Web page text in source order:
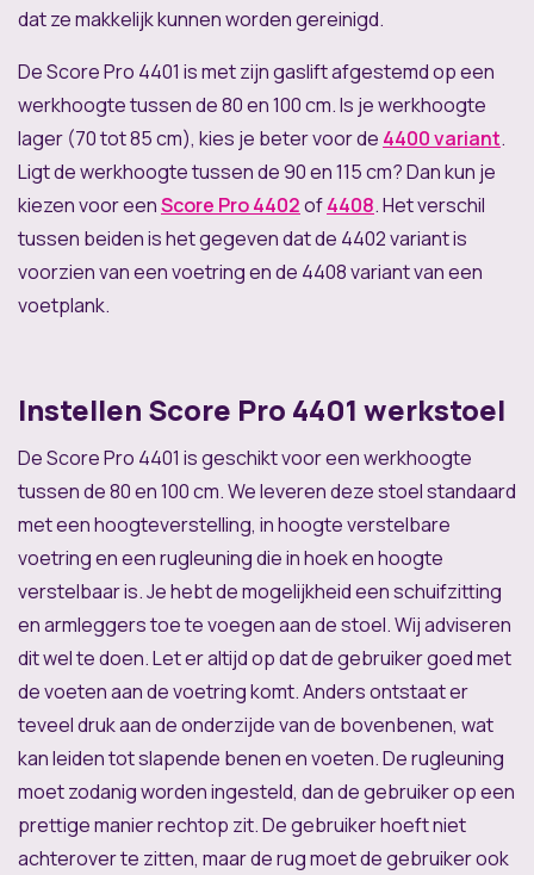
dat ze makkelijk kunnen worden gereinigd.
De Score Pro 4401 is met zijn gaslift afgestemd op een
werkhoogte tussen de 80 en 100 cm. Is je werkhoogte
lager (70 tot 85 cm), kies je beter voor de 4400 variant.
Ligt de werkhoogte tussen de 90 en 115 cm? Dan kun je
kiezen voor eenScore Pro 4402of4408. Het verschil
tussen beiden is het gegeven dat de 4402 variant is
voorzien van een voetring en de 4408 variant van een
voetplank.
Instellen Score Pro 4401 werkstoel
De Score Pro 4401 is geschikt voor een werkhoogte
tussen de 80 en 100 cm. We leveren deze stoel standaard
met een hoogteverstelling, in hoogte verstelbare
voetring en een rugleuning die in hoek en hoogte
verstelbaar is. Je hebt de mogelijkheid een schuifzitting
en armleggers toe te voegen aan de stoel. Wij adviseren
dit wel te doen. Let er altijd op dat de gebruiker goed met
de voeten aan de voetring komt. Anders ontstaat er
teveel druk aan de onderzijde van de bovenbenen, wat
kan leiden tot slapende benen en voeten. De rugleuning
moet zodanig worden ingesteld, dan de gebruiker op een
prettige manier rechtop zit. De gebruiker hoeft niet
achterover te zitten, maar de rug moet de gebruiker ook